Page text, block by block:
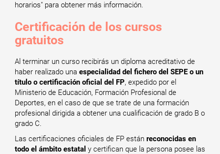
horarios" para obtener más información.
Certificación de los cursos
gratuitos
Al terminar un curso recibirás un diploma acreditativo de
haber realizado una especialidad del fichero del SEPE o un
título o certificación oficial del FP, expedido por el
Ministerio de Educación, Formación Profesional de
Deportes, en el caso de que se trate de una formación
profesional dirigida a obtener una cualificación de grado B o
grado C.
Las certificaciones oficiales de FP están reconocidas en
todo el ámbito estatal y certifican que la persona posee las